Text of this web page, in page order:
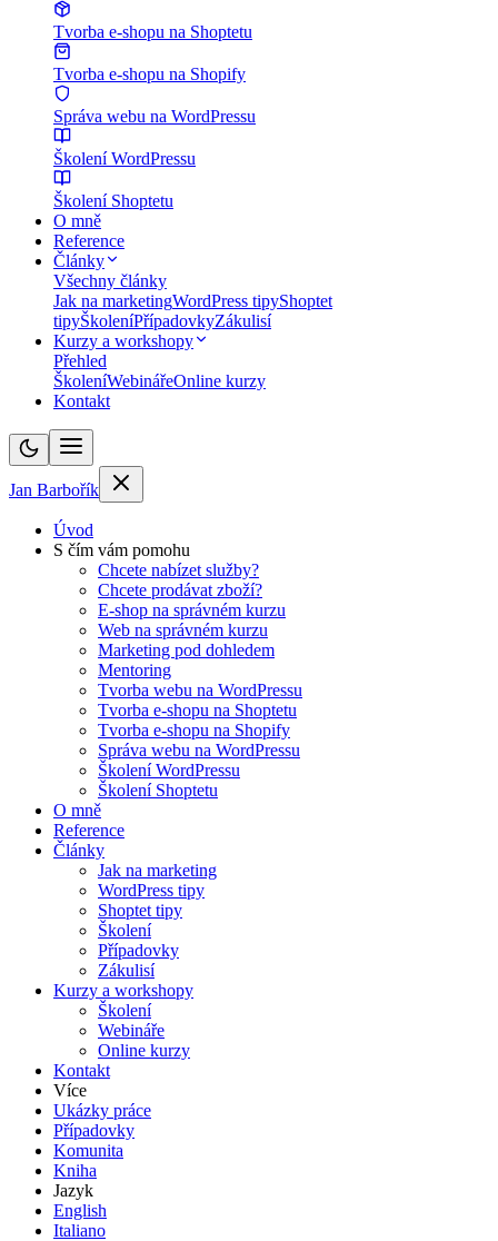
Tvorba e-shopu na Shoptetu
Tvorba e-shopu na Shopify
Správa webu na WordPressu
Školení WordPressu
Školení Shoptetu
O mně
Reference
Články
Všechny články
Jak na marketingWordPress tipyShoptet
tipyŠkoleníPřípadovkyZákulisí
Kurzy a workshopy
Přehled
ŠkoleníWebinářeOnline kurzy
Kontakt
Jan Barbořík
Úvod
S čím vám pomohu
Chcete nabízet služby?
Chcete prodávat zboží?
E-shop na správném kurzu
Web na správném kurzu
Marketing pod dohledem
Mentoring
Tvorba webu na WordPressu
Tvorba e-shopu na Shoptetu
Tvorba e-shopu na Shopify
Správa webu na WordPressu
Školení WordPressu
Školení Shoptetu
O mně
Reference
Články
Jak na marketing
WordPress tipy
Shoptet tipy
Školení
Případovky
Zákulisí
Kurzy a workshopy
Školení
Webináře
Online kurzy
Kontakt
Více
Ukázky práce
Případovky
Komunita
Kniha
Jazyk
English
Italiano